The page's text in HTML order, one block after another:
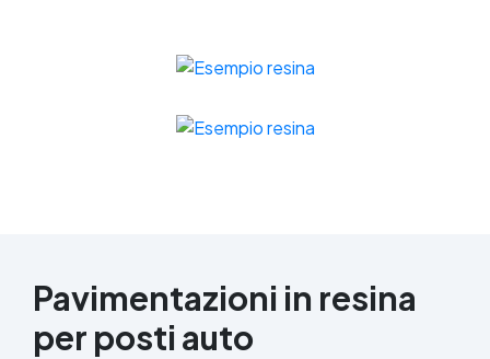
Pavimentazioni in resina
per posti auto